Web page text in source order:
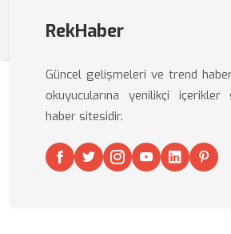
RekHaber
Güncel gelişmeleri ve trend
okuyucularına yenilikçi içerikler
haber sitesidir.